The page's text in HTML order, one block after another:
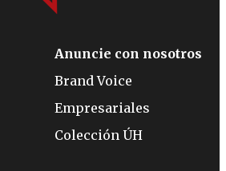
Anuncie con nosotros
Brand Voice
Empresariales
Colección ÚH